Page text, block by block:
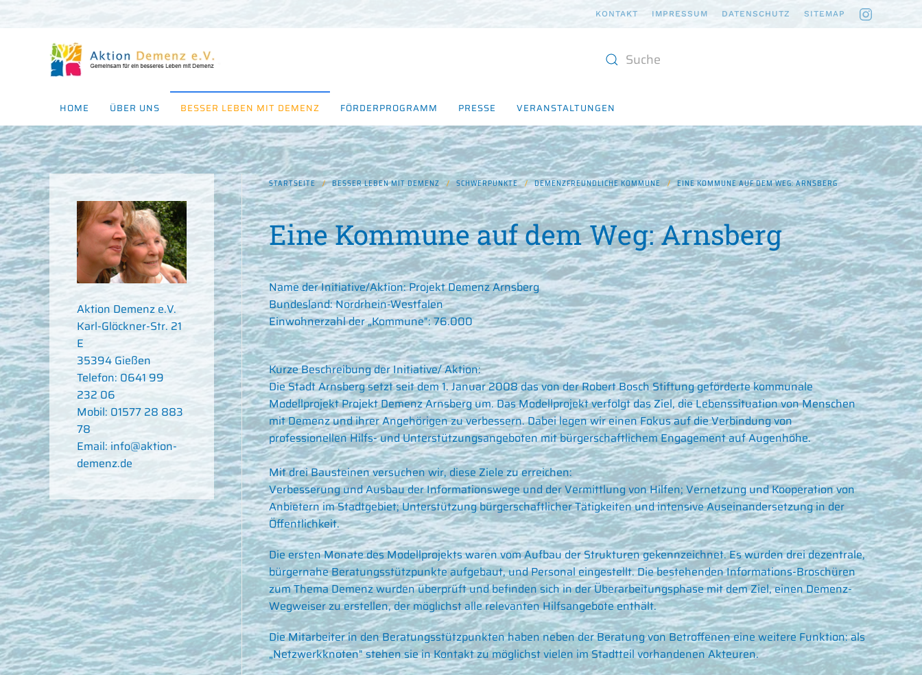
Zum Hauptinhalt springen
KONTAKT IMPRESSUM DATENSCHUTZ SITEMAP
HOME ÜBER UNS BESSER LEBEN MIT DEMENZ FÖRDERPROGRAMM PRESSE VERANSTALTUNGEN
STARTSEITE BESSER LEBEN MIT DEMENZ SCHWERPUNKTE DEMENZFREUNDLICHE KOMMUNE EINE KOMMUNE AUF DEM WEG: ARNSBERG
Eine Kommune auf dem Weg: Arnsberg
Name der Initiative/Aktion:Projekt Demenz Arnsberg
Bundesland:Nordrhein-Westfalen
Einwohnerzahl der „Kommune":76.000
Kurze Beschreibung der Initiative/ Aktion:
Die Stadt Arnsberg setzt seit dem 1. Januar 2008 das von der Robert Bosch Stiftung geförderte kommunale
Modellprojekt Projekt Demenz Arnsberg um. Das Modellprojekt verfolgt das Ziel, die Lebenssituation von Menschen
mit Demenz und ihrer Angehörigen zu verbessern. Dabei legen wir einen Fokus auf die Verbindung von
professionellen Hilfs- und Unterstützungsangeboten mit bürgerschaftlichem Engagement auf Augenhöhe.
Mit drei Bausteinen versuchen wir, diese Ziele zu erreichen:
Verbesserung und Ausbau der Informationswege und der Vermittlung von Hilfen; Vernetzung und Kooperation von
Anbietern im Stadtgebiet; Unterstützung bürgerschaftlicher Tätigkeiten und intensive Auseinandersetzung in der
Öffentlichkeit.
Die ersten Monate des Modellprojekts waren vom Aufbau der Strukturen gekennzeichnet. Es wurden drei dezentrale,
bürgernahe Beratungsstützpunkte aufgebaut, und Personal eingestellt. Die bestehenden Informations-Broschüren
zum Thema Demenz wurden überprüft und befinden sich in der Überarbeitungsphase mit dem Ziel, einen Demenz-
Wegweiser zu erstellen, der möglichst alle relevanten Hilfsangebote enthält.
Die Mitarbeiter in den Beratungsstützpunkten haben neben der Beratung von Betroffenen eine weitere Funktion: als
„Netzwerkknoten" stehen sie in Kontakt zu möglichst vielen im Stadtteil vorhandenen Akteuren.
Aktion Demenz e.V.
Karl-Glöckner-Str. 21
E
35394 Gießen
Telefon: 0641 99
232 06
Mobil: 01577 28 883
78
Email: info@aktion-
demenz.de